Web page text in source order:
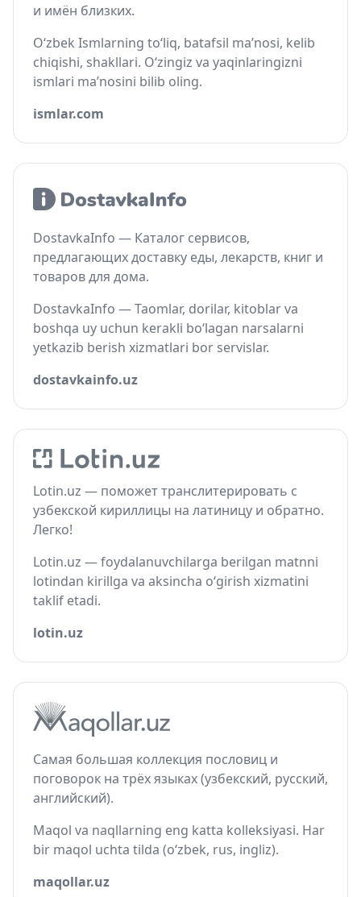
и имён близких.
O‘zbek Ismlarning to‘liq, batafsil ma’nosi, kelib
chiqishi, shakllari. O‘zingiz va yaqinlaringizni
ismlari ma’nosini bilib oling.
ismlar.com
DostavkaInfo — Каталог сервисов,
предлагающих доставку еды, лекарств, книг и
товаров для дома.
DostavkaInfo — Taomlar, dorilar, kitoblar va
boshqa uy uchun kerakli bo‘lagan narsalarni
yetkazib berish xizmatlari bor servislar.
dostavkainfo.uz
Lotin.uz — поможет транслитерировать с
узбекской кириллицы на латиницу и обратно.
Легко!
Lotin.uz — foydalanuvchilarga berilgan matnni
lotindan kirillga va aksincha o‘girish xizmatini
taklif etadi.
lotin.uz
Самая большая коллекция пословиц и
поговорок на трёх языках (узбекский, русский,
английский).
Maqol va naqllarning eng katta kolleksiyasi. Har
bir maqol uchta tilda (o‘zbek, rus, ingliz).
maqollar.uz